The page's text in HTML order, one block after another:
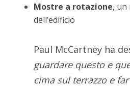
Mostre a rotazione, un
dell’edificio
Paul McCartney ha
guardare questo e
cima sul terrazzo e